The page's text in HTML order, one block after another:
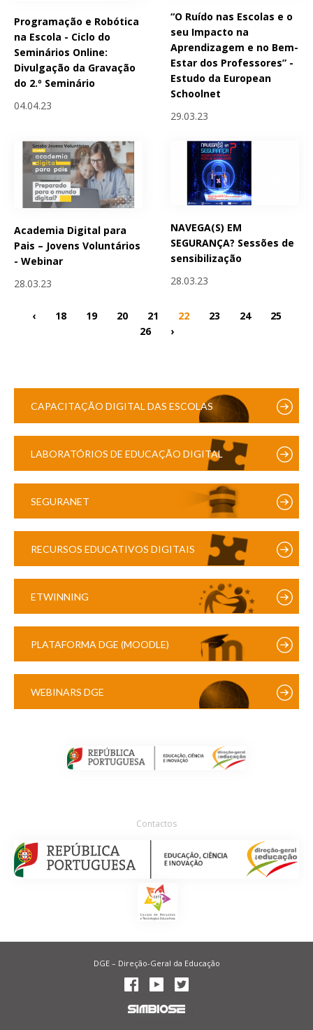
Programação e Robótica
na Escola - Ciclo do
Seminários Online:
Divulgação da Gravação
do 2.º Seminário
04.04.23
“O Ruído nas Escolas e o
seu Impacto na
Aprendizagem e no Bem-
Estar dos Professores” -
Estudo da European
Schoolnet
29.03.23
Academia Digital para
Pais – Jovens Voluntários
- Webinar
28.03.23
NAVEGA(S) EM
SEGURANÇA? Sessões de
sensibilização
28.03.23
‹ 18 19 20 21 22 23 24
25
26
›
CAPACITAÇÃO DIGITAL DAS ESCOLAS
LABORATÓRIOS DE EDUCAÇÃO DIGITAL
SEGURANET
RECURSOS EDUCATIVOS DIGITAIS
ETWINNING
PLATAFORMA DGE (MOODLE)
WEBINARS DGE
Contactos
DGE – Direção-Geral da Educação